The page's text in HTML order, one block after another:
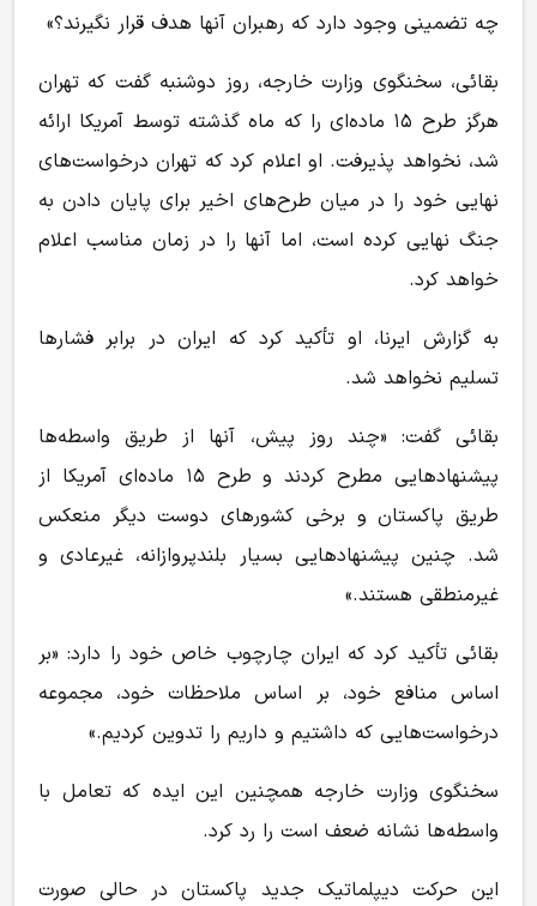
چه تضمینی وجود دارد که رهبران آنها هدف قرار نگیرند؟»
بقائی، سخنگوی وزارت خارجه، روز دوشنبه گفت که تهران
هرگز طرح ۱۵ ماده‌ای را که ماه گذشته توسط آمریکا ارائه
شد، نخواهد پذیرفت. او اعلام کرد که تهران درخواست‌های
نهایی خود را در میان طرح‌های اخیر برای پایان دادن به
جنگ نهایی کرده است، اما آنها را در زمان مناسب اعلام
خواهد کرد.
به گزارش ایرنا، او تأکید کرد که ایران در برابر فشار‌ها
تسلیم نخواهد شد.
بقائی گفت: «چند روز پیش، آنها از طریق واسطه‌ها
پیشنهاد‌هایی مطرح کردند و طرح ۱۵ ماده‌ای آمریکا از
طریق پاکستان و برخی کشور‌های دوست دیگر منعکس
شد. چنین پیشنهاد‌هایی بسیار بلندپروازانه، غیرعادی و
غیرمنطقی هستند.»
بقائی تأکید کرد که ایران چارچوب خاص خود را دارد: «بر
اساس منافع خود، بر اساس ملاحظات خود، مجموعه
درخواست‌هایی که داشتیم و داریم را تدوین کردیم.»
سخنگوی وزارت خارجه همچنین این ایده که تعامل با
واسطه‌ها نشانه ضعف است را رد کرد.
این حرکت دیپلماتیک جدید پاکستان در حالی صورت